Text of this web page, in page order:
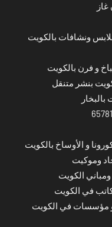
ونشافات بالكويت
و فرن بالكويت
بنشر متنقل
و الأوساخ بالكويت
وموكيت
الكويت
في الكويت
مؤسسات في الكويت